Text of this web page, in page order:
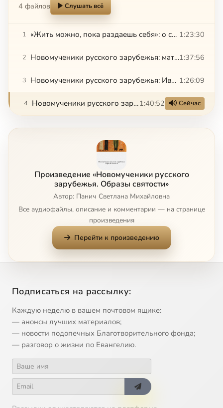
4 файлов Слушать всё
1 «Жить можно, пока раздаешь себя»: о святом Илье Фондаминском — С. Панич 1:23:30
2 Новомученики русского зарубежья: мать Мария (Скобцова) и Юрий Скобцов — Н. Ликвинцева1:37:56
3 Новомученики русского зарубежья: Иван Аркадьевич Лаговский — Н. Ликвинцева 1:26:09
4 Новомученики русского зарубежья: отец Дмитрий Клепинин — С. Панич1:40:52 Сейчас
Произведение «Новомученики русского
зарубежья. Образы святости»
Автор: Панич Светлана Михайловна
Все аудиофайлы, описание и комментарии — на странице
произведения
Перейти к произведению
Подписаться на рассылку:
Каждую неделю в вашем почтовом ящике:
— анонсы лучших материалов;
— новости подопечных Благотворительного фонда;
— разговор о жизни по Евангелию.